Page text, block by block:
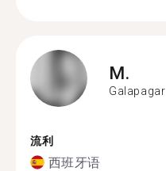
M.
Galapagar
流利
西班牙语